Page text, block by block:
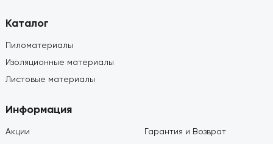
Каталог
Пиломатериалы
Изоляционные материалы
Листовые материалы
Информация
Акции
Гарантия и Возврат